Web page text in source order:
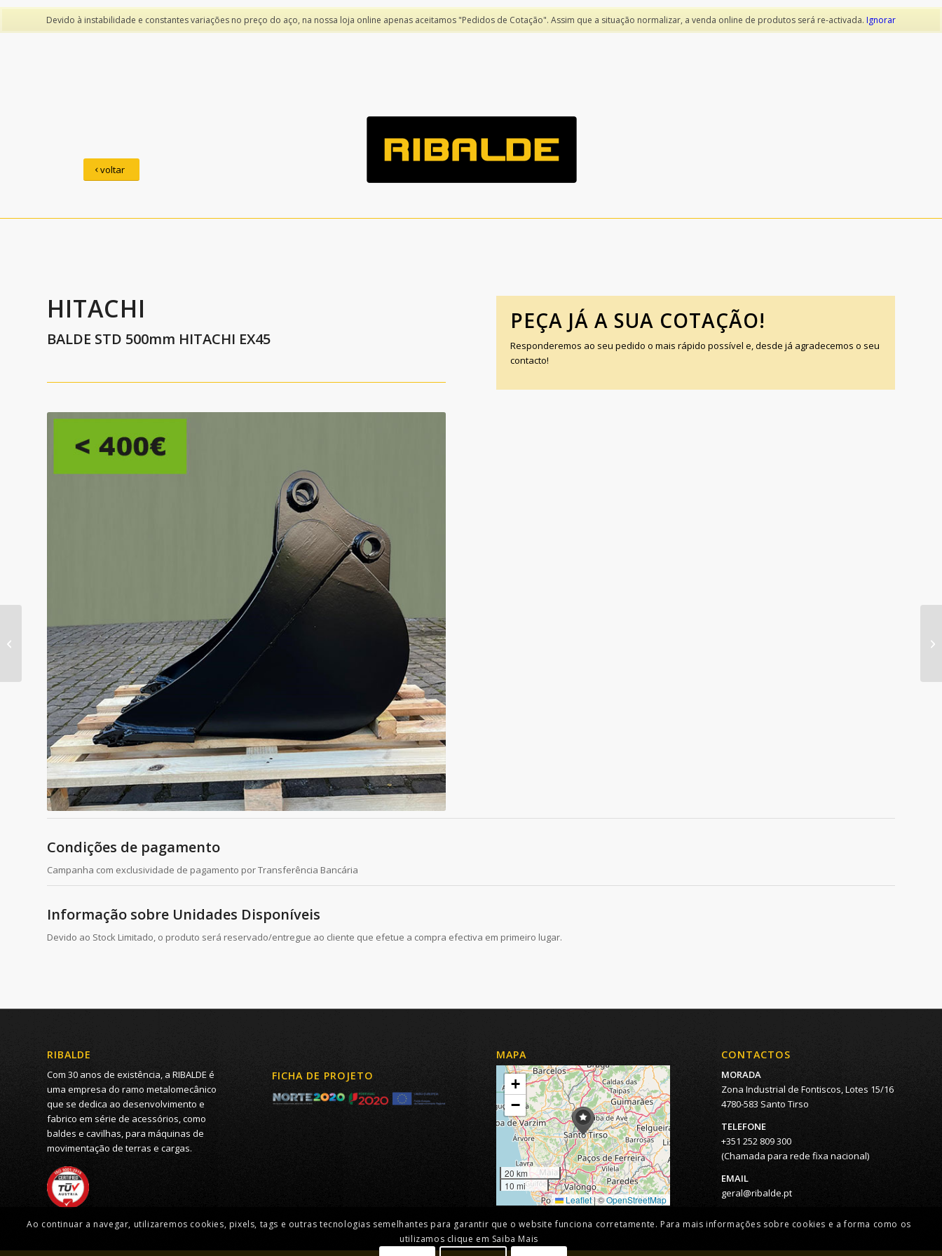
Devido à instabilidade e constantes variações no preço do aço, na nossa loja online apenas aceitamos "Pedidos de Cotação". Assim que a situação normalizar, a venda online de produtos será re-activada. Ignorar
voltar
HITACHI
BALDE STD 500mm HITACHI EX45
PEÇA JÁ A SUA COTAÇÃO!
Responderemos ao seu pedido o mais rápido possível e, desde já agradecemos o seu
contacto!
Condições de pagamento
Campanha com exclusividade de pagamento por Transferência Bancária
Informação sobre Unidades Disponíveis
Devido ao Stock Limitado, o produto será reservado/entregue ao cliente que efetue a compra efectiva em primeiro lugar.
RIBALDE
Com 30 anos de existência, a RIBALDE é
uma empresa do ramo metalomecânico
que se dedica ao desenvolvimento e
fabrico em série de acessórios, como
baldes e cavilhas, para máquinas de
movimentação de terras e cargas.
FICHA DE PROJETO
MAPA
+
−
20 km
10 mi
Leaflet|©OpenStreetMap
CONTACTOS
MORADA
Zona Industrial de Fontiscos, Lotes 15/16
4780-583 Santo Tirso
TELEFONE
+351 252 809 300
(Chamada para rede fixa nacional)
EMAIL
geral@ribalde.pt
BALDE STD 600mm
FORD NH85-95
Ao continuar a navegar, utilizaremos cookies, pixels, tags e outras tecnologias semelhantes para garantir que o website funciona corretamente. Para mais informações sobre cookies e a forma como os
utilizamos clique em Saiba Mais